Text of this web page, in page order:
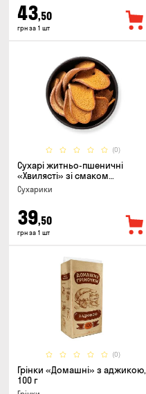
43,50
грн за 1 шт
(0)
Сухарі житньо-пшеничні
«Хвилясті» зі смаком
часнику, 75г
Сухарики
39,50
грн за 1 шт
(0)
Грінки «Домашні» з аджикою,
100 г